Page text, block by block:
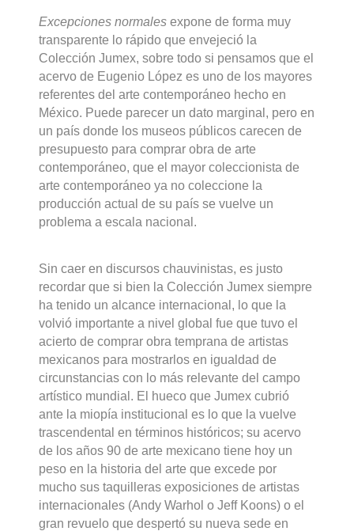
Excepciones normales expone de forma muy
transparente lo rápido que envejeció la
Colección Jumex, sobre todo si pensamos que el
acervo de Eugenio López es uno de los mayores
referentes del arte contemporáneo hecho en
México. Puede parecer un dato marginal, pero en
un país donde los museos públicos carecen de
presupuesto para comprar obra de arte
contemporáneo, que el mayor coleccionista de
arte contemporáneo ya no coleccione la
producción actual de su país se vuelve un
problema a escala nacional.
Sin caer en discursos chauvinistas, es justo
recordar que si bien la Colección Jumex siempre
ha tenido un alcance internacional, lo que la
volvió importante a nivel global fue que tuvo el
acierto de comprar obra temprana de artistas
mexicanos para mostrarlos en igualdad de
circunstancias con lo más relevante del campo
artístico mundial. El hueco que Jumex cubrió
ante la miopía institucional es lo que la vuelve
trascendental en términos históricos; su acervo
de los años 90 de arte mexicano tiene hoy un
peso en la historia del arte que excede por
mucho sus taquilleras exposiciones de artistas
internacionales (Andy Warhol o Jeff Koons) o el
gran revuelo que despertó su nueva sede en